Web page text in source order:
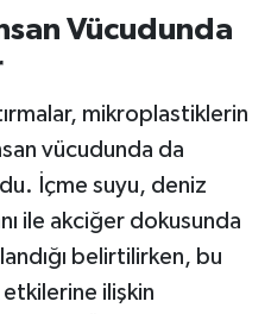
Vücudunda
mikroplastiklerin
vücudunda da
İçme suyu, deniz
ile akciğer dokusunda
belirtilirken, bu
etkilerine ilişkin